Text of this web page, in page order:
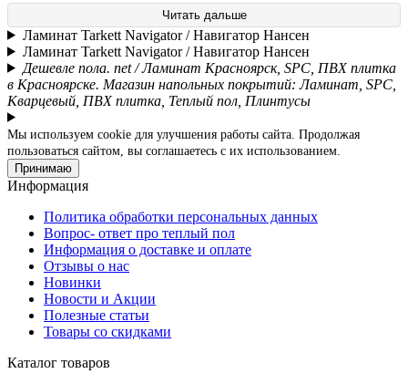
Читать дальше
Ламинат Tarkett Navigator / Навигатор Нансен
Ламинат Tarkett Navigator / Навигатор Нансен
Дешевле пола. net / Ламинат Красноярск, SPC, ПВХ плитка
в Красноярске. Магазин напольных покрытий: Ламинат, SPC,
Кварцевый, ПВХ плитка, Теплый пол, Плинтусы
Мы используем cookie для улучшения работы сайта. Продолжая
пользоваться сайтом, вы соглашаетесь с их использованием.
Принимаю
Информация
Политика обработки персональных данных
Вопрос- ответ про теплый пол
Информация о доставке и оплате
Отзывы о нас
Новинки
Новости и Акции
Полезные статьи
Товары со скидками
Каталог товаров